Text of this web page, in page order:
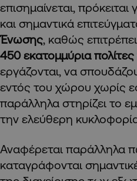
επισημαίνεται,
και σημαντικά
Ένωσης, καθώς
450 εκατομμύρια πολίτες
εργάζονται, να
εντός του χώρου χωρίς
παράλληλα στηρίζει το
την ελεύθερη
Αναφέρεται παράλληλα
καταγράφονται